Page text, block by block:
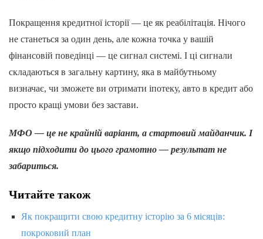
Покращення кредитної історії — це як реабілітація. Нічого
не станеться за один день, але кожна точка у вашій
фінансовій поведінці — це сигнал системі. І ці сигнали
складаються в загальну картину, яка в майбутньому
визначає, чи зможете ви отримати іпотеку, авто в кредит або
просто кращі умови без застави.
МФО — це не крайній варіант, а стартовий майданчик. І
якщо підходити до цього грамотно — результат не
забариться.
Читайте також
Як покращити свою кредитну історію за 6 місяців:
покроковий план